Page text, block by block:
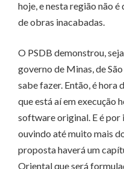
hoje, e nesta região não
de obras inacabadas.
O PSDB demonstrou,
governo de Minas, de
sabe fazer. Então, é
que está aí em execução
software original. E é por
ouvindo até muito mais
proposta haverá um
Oriental que será